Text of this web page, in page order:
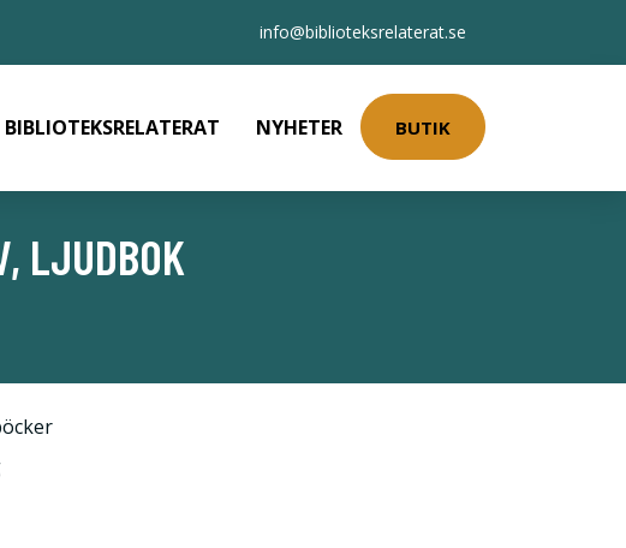
info@biblioteksrelaterat.se
BIBLIOTEKSRELATERAT NYHETER BUTIK
LJUDBOK